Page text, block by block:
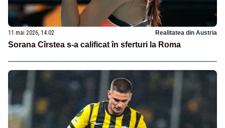
11 mai 2026, 14:02 Realitatea din Austria
Sorana Cîrstea s-a calificat în sferturi la Roma